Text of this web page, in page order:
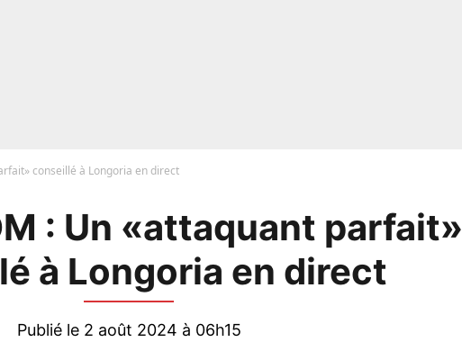
conseillé à Longoria en direct
: Un «attaquant parfait»
à Longoria en direct
Publié le 2 août 2024 à 06h15